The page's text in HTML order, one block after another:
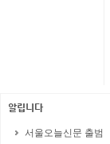
서울오늘신문 출범